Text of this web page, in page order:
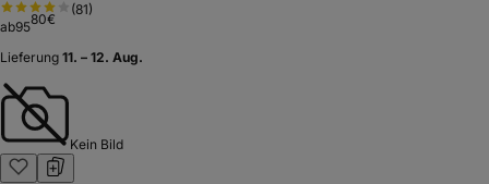
(81)
ab9580€
Lieferung 11. – 12. Aug.
Kein Bild